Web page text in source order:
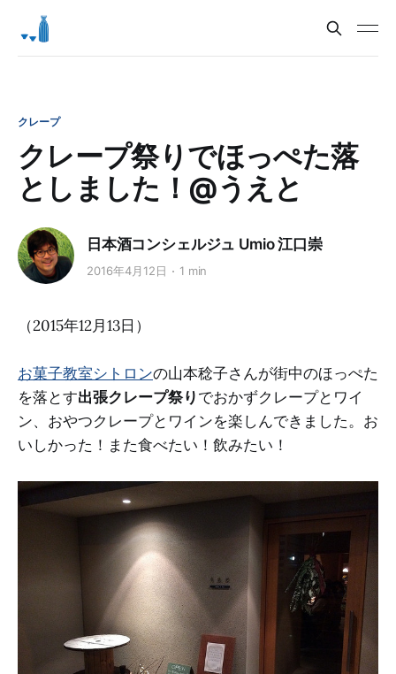
クレープ
クレープ祭りでほっぺた落
としました！@うえと
日本酒コンシェルジュ Umio 江口崇
2016年4月12日 1 min
（2015年12月13日）
お菓子教室シトロンの山本稔子さんが街中のほっぺた
を落とす出張クレープ祭りでおかずクレープとワイ
ン、おやつクレープとワインを楽しんできました。お
いしかった！また食べたい！飲みたい！